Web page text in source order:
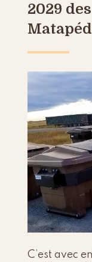
2029
C’est avec